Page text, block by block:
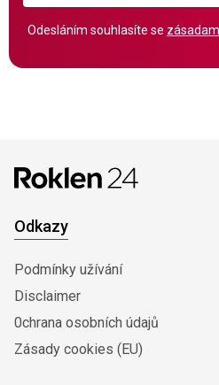
Odesláním souhlasíte se
Odkazy
Podmínky užívání
Disclaimer
0chrana osobních údajů
Zásady cookies (EU)